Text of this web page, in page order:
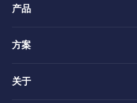
产品
方案
关于